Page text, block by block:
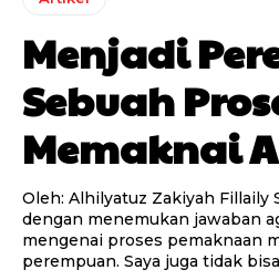
Menjadi
Sebuah
Memaknai
Oleh: Alhilyatuz Zakiyah Fillaily Saya tidak didahului
dengan menemukan jawaban
mengenai proses pemaknaan
perempuan. Saya juga tidak